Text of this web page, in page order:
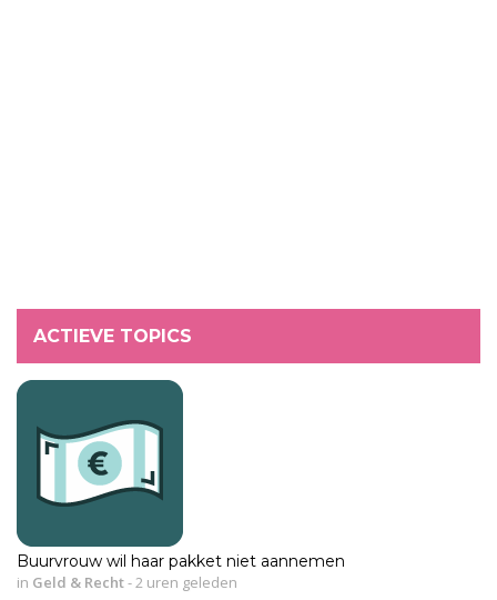
ACTIEVE TOPICS
Buurvrouw wil haar pakket niet aannemen
in Geld & Recht-2 uren geleden